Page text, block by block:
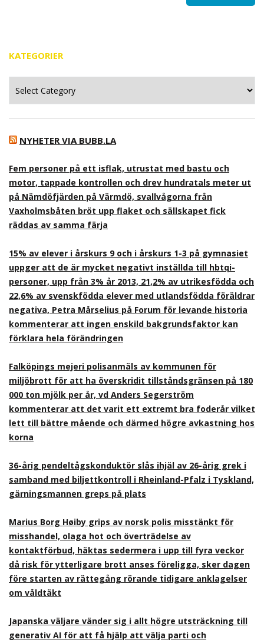
KATEGORIER
NYHETER VIA BUBB.LA
Fem personer på ett isflak, utrustat med bastu och
motor, tappade kontrollen och drev hundratals meter ut
på Nämdöfjärden på Värmdö, svallvågorna från
Vaxholmsbåten bröt upp flaket och sällskapet fick
räddas av samma färja
15% av elever i årskurs 9 och i årskurs 1-3 på gymnasiet
uppger att de är mycket negativt inställda till hbtqi-
personer, upp från 3% år 2013, 21,2% av utrikesfödda och
22,6% av svenskfödda elever med utlandsfödda föräldrar
negativa, Petra Mårselius på Forum för levande historia
kommenterar att ingen enskild bakgrundsfaktor kan
förklara hela förändringen
Falköpings mejeri polisanmäls av kommunen för
miljöbrott för att ha överskridit tillståndsgränsen på 180
000 ton mjölk per år, vd Anders Segerström
kommenterar att det varit ett extremt bra foderår vilket
lett till bättre mående och därmed högre avkastning hos
korna
36-årig pendeltågskonduktör slås ihjäl av 26-årig grek i
samband med biljettkontroll i Rheinland-Pfalz i Tyskland,
gärningsmannen greps på plats
Marius Borg Høiby grips av norsk polis misstänkt för
misshandel, olaga hot och överträdelse av
kontaktförbud, häktas sedermera i upp till fyra veckor
då risk för ytterligare brott anses föreligga, sker dagen
före starten av rättegång rörande tidigare anklagelser
om våldtäkt
Japanska väljare vänder sig i allt högre utsträckning till
generativ AI för att få hjälp att välja parti och